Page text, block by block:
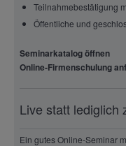
Teilnahmebestätigung
Öffentliche und
Seminarkatalog öffnen
Online-Firmenschulung
Live statt lediglich
Ein gutes Online-Seminar